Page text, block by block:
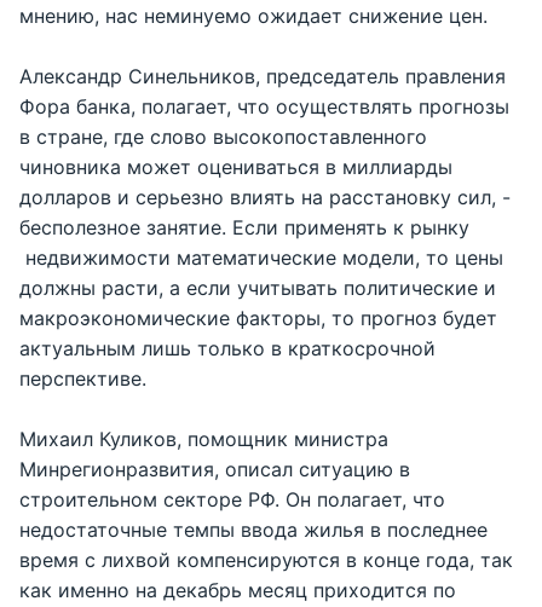
мнению, нас неминуемо ожидает снижение цен.
Александр Синельников, председатель правления
Фора банка, полагает, что осуществлять прогнозы
в стране, где слово высокопоставленного
чиновника может оцениваться в миллиарды
долларов и серьезно влиять на расстановку сил, -
бесполезное занятие. Если применять к рынку
недвижимости математические модели, то цены
должны расти, а если учитывать политические и
макроэкономические факторы, то прогноз будет
актуальным лишь только в краткосрочной
перспективе.
Михаил Куликов, помощник министра
Минрегионразвития, описал ситуацию в
строительном секторе РФ. Он полагает, что
недостаточные темпы ввода жилья в последнее
время с лихвой компенсируются в конце года, так
как именно на декабрь месяц приходится по